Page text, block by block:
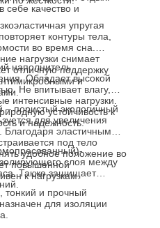
себе качество и
упругая
контуры тела,
во время сна.
нагрузки снимает
отличную поддержку
и
наполнитель
Обладает высокой
Не впитывает влагу,
интенсивные нагрузки.
устойчивость к
и надежность.
для увеличения
Благодаря эластичным
под тело
удобное положение во
повышенной
к нагрузкам.
слоя между
Также защищает
тонкий и прочный
для изоляции